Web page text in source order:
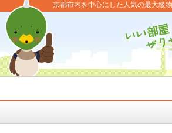
京都市内を中心にした人気の最大級